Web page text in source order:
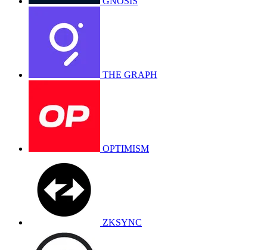
THE GRAPH
OPTIMISM
ZKSYNC